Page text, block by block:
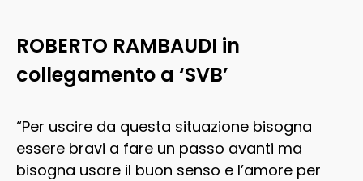
ROBERTO RAMBAUDI in
collegamento a ‘SVB’
“Per uscire da questa situazione bisogna
essere bravi a fare un passo avanti ma
bisogna usare il buon senso e l’amore per